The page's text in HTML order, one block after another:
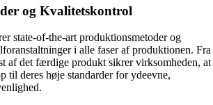
og Kvalitetskontrol
state-of-the-art produktionsmetoder og
i alle faser af produktionen. Fra
af det færdige produkt sikrer virksomheden, at
til deres høje standarder for ydeevne,